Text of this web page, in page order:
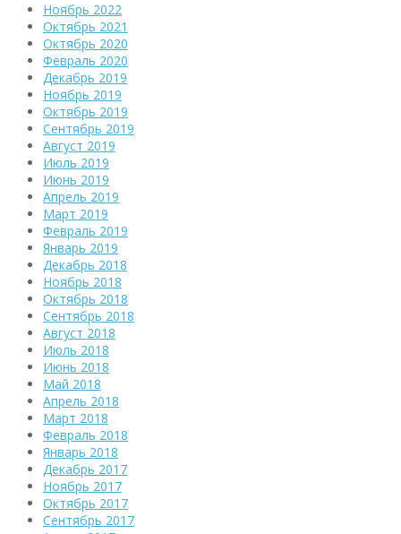
Ноябрь 2022
Октябрь 2021
Октябрь 2020
Февраль 2020
Декабрь 2019
Ноябрь 2019
Октябрь 2019
Сентябрь 2019
Август 2019
Июль 2019
Июнь 2019
Апрель 2019
Март 2019
Февраль 2019
Январь 2019
Декабрь 2018
Ноябрь 2018
Октябрь 2018
Сентябрь 2018
Август 2018
Июль 2018
Июнь 2018
Май 2018
Апрель 2018
Март 2018
Февраль 2018
Январь 2018
Декабрь 2017
Ноябрь 2017
Октябрь 2017
Сентябрь 2017